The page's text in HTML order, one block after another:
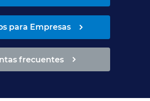
para Empresas
frecuentes